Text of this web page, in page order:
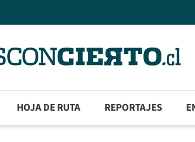
HOJA DE RUTA REPORTAJES